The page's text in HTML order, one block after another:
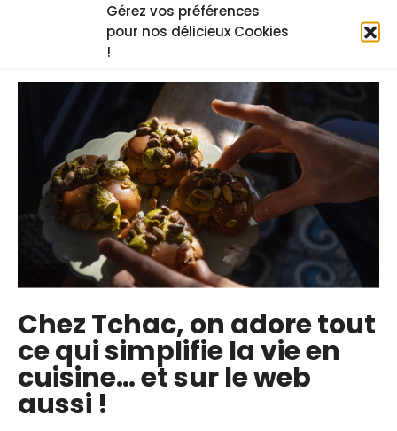
Gérez vos préférences
pour nos délicieux Cookies
!
Chez Tchac, on adore tout
ce qui simplifie la vie en
cuisine… et sur le web
aussi !
Pour voir cette recette ainsi que toutes les
autres, choisissez une formule
la plus populaire
Formule passion
4€par mois
Essai de 14 jours offert . Sans pré-
paiement
Accès illimité à +500 cours vidéos
Téléchargement des fiches
techniques
+130 nouveaux cours par an